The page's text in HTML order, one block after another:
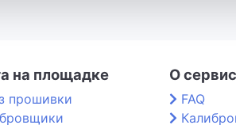
на площадке
прошивки
О
FAQ